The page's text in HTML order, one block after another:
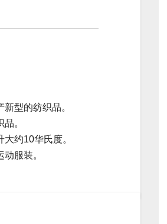
型的纺织品。
。
约10华氏度。
服装。